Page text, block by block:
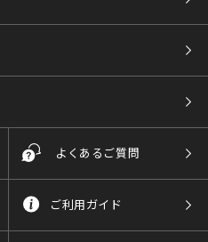
よくあるご質問
ご利用ガイド